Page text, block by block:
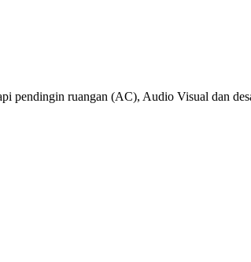
ruangan (AC), Audio Visual dan